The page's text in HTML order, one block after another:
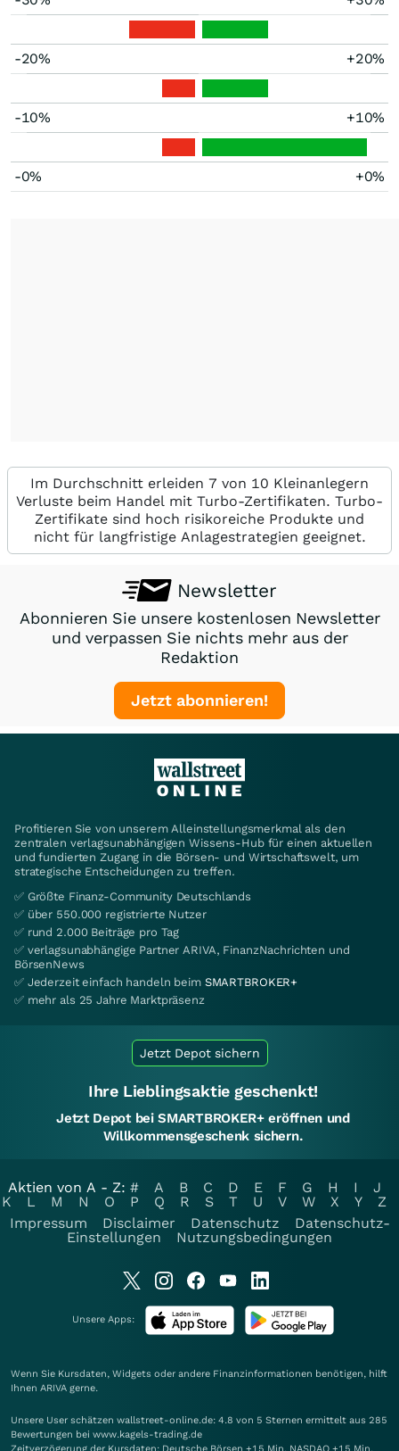
-20% +20%
-10% +10%
-0% +0%
Im Durchschnitt erleiden 7 von 10 Kleinanlegern
Verluste beim Handel mit Turbo-Zertifikaten. Turbo-
Zertifikate sind hoch risikoreiche Produkte und
nicht für langfristige Anlagestrategien geeignet.
Newsletter
Abonnieren Sie unsere kostenlosen Newsletter
und verpassen Sie nichts mehr aus der
Redaktion
Jetzt abonnieren!
Profitieren Sie von unserem Alleinstellungsmerkmal als den
zentralen verlagsunabhängigen Wissens-Hub für einen aktuellen
und fundierten Zugang in die Börsen- und Wirtschaftswelt, um
strategische Entscheidungen zu treffen.
✅ Größte Finanz-Community Deutschlands
✅ über 550.000 registrierte Nutzer
✅ rund 2.000 Beiträge pro Tag
✅ verlagsunabhängige Partner ARIVA, FinanzNachrichten und
BörsenNews
✅ Jederzeit einfach handeln beim SMARTBROKER+
✅ mehr als 25 Jahre Marktpräsenz
Jetzt Depot sichern
Ihre Lieblingsaktie geschenkt!
Jetzt Depot bei SMARTBROKER+ eröffnen und
Willkommensgeschenk sichern.
Aktien von A - Z: # A B C D E F G H I
J
K
L M N O P Q R S T U V W X Y
Z
Impressum
Disclaimer Datenschutz
Datenschutz-
Einstellungen
Nutzungsbedingungen
Unsere Apps:
Wenn Sie Kursdaten, Widgets oder andere Finanzinformationen benötigen, hilft
Ihnen ARIVA gerne.
Unsere User schätzen wallstreet-online.de: 4.8 von 5 Sternen ermittelt aus 285
Bewertungen bei www.kagels-trading.de